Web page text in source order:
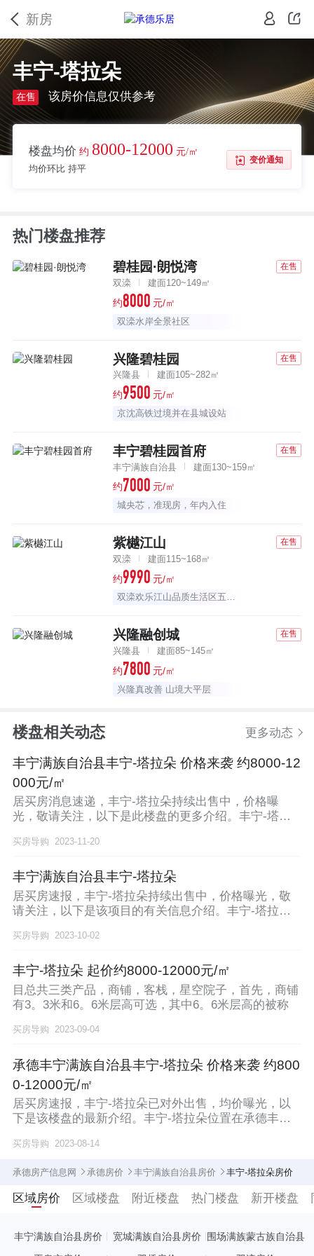
新房
丰宁-塔拉朵
在售 该房价信息仅供参考
楼盘均价 约 8000-12000 元/㎡
均价环比 持平
变价通知
热门楼盘推荐
碧桂园·朗悦湾 在售
双滦 建面120~149㎡
约8000 元/㎡
双滦水岸全景社区
兴隆碧桂园 在售
兴隆县 建面105~282㎡
约9500 元/㎡
京沈高铁过境并在县城设站
丰宁碧桂园首府 在售
丰宁满族自治县 建面130~159㎡
约7000 元/㎡
城央芯，准现房，年内入住
紫樾江山 在售
双滦 建面115~168㎡
约9990 元/㎡
双滦欢乐江山品质生活区五期新品
兴隆融创城 在售
兴隆县 建面85~145㎡
约7800 元/㎡
兴隆真改善 山境大平层
楼盘相关动态 更多动态
丰宁满族自治县丰宁-塔拉朵 价格来袭 约8000-12
000元/㎡
居买房消息速递，丰宁-塔拉朵持续出售中，价格曝
光，敬请关注，以下是此楼盘的更多介绍。丰宁-塔拉
买房导购 2023-11-20
丰宁满族自治县丰宁-塔拉朵
居买房速报，丰宁-塔拉朵持续出售中，价格曝光，敬
请关注，以下是该项目的有关信息介绍。丰宁-塔拉朵
买房导购 2023-10-02
丰宁-塔拉朵 起价约8000-12000元/㎡
目总共三类产品，商铺，客栈，星空院子，首先，商铺
有3。3米和6。6米层高可选，其中6。6米层高的被称
买房导购 2023-09-04
承德丰宁满族自治县丰宁-塔拉朵 价格来袭 约800
0-12000元/㎡
居买房速报，丰宁-塔拉朵已对外出售，均价曝光，以
下是该楼盘的最新介绍。丰宁-塔拉朵位置在承德丰宁
买房导购 2023-08-14
承德房产信息网 承德房价 丰宁满族自治县房价 丰宁-塔拉朵房价
区域房价 区域楼盘 附近楼盘 热门楼盘 新开楼盘
丰宁满族自治县房价 宽城满族自治县房价
围场满族蒙古族自治县